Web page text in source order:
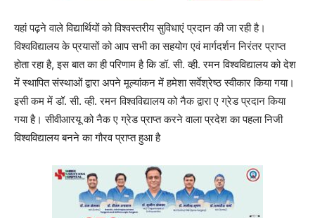
यहां पढ़ने वाले विद्यार्थियों को विश्वस्तरीय सुविधाएं प्रदान की जा रही है।
विश्वविद्यालय के प्रयासों को आप सभी का सहयोग एवं मार्गदर्शन निरंतर प्राप्त
होता रहा है, इस बात का ही परिणाम है कि डॉ. सी. व्ही. रमन विश्वविद्यालय को देश
में स्थापित संस्थाओं द्वारा अपने मूल्यांकन में हमेशा सर्वेश्रेष्ठ स्वीकार किया गया।
इसी कम में डॉ. सी. व्ही. रमन विश्वविद्यालय को नैक द्वारा ए ग्रेड प्रदान किया
गया है। सीवीआरयू को नैक ए ग्रेड प्राप्त करने वाला प्रदेश का पहला निजी
विश्वविद्यालय बनने का गौरव प्राप्त हुआ है